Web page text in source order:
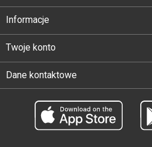
Informacje
Twoje konto
Dane kontaktowe